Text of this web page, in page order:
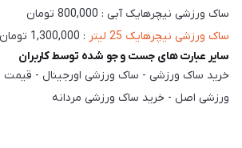
ساک ورزشی نیچرهایک آبی : 800,000 تومان
ساک ورزشی نیچرهایک 25 لیتر
: 1,300,000 تومان
سایر عبارت های جست و جو شده توسط کاربران
خرید ساک ورزشی - ساک ورزشی اورجینال -
ورزشی اصل - خرید ساک ورزشی مردانه